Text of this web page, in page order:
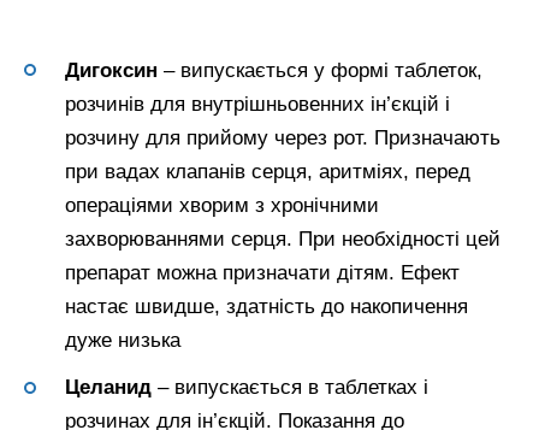
Дигоксин – випускається у формі таблеток,
розчинів для внутрішньовенних ін’єкцій і
розчину для прийому через рот. Призначають
при вадах клапанів серця, аритміях, перед
операціями хворим з хронічними
захворюваннями серця. При необхідності цей
препарат можна призначати дітям. Ефект
настає швидше, здатність до накопичення
дуже низька
Целанид – випускається в таблетках і
розчинах для ін’єкцій. Показання до